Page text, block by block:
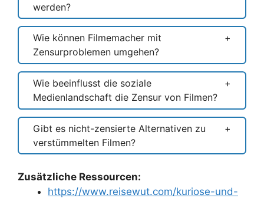
werden?
Wie können Filmemacher mit
Zensurproblemen umgehen?
Wie beeinflusst die soziale
Medienlandschaft die Zensur von Filmen?
Gibt es nicht-zensierte Alternativen zu
verstümmelten Filmen?
Zusätzliche Ressourcen:
https://www.reisewut.com/kuriose-und-